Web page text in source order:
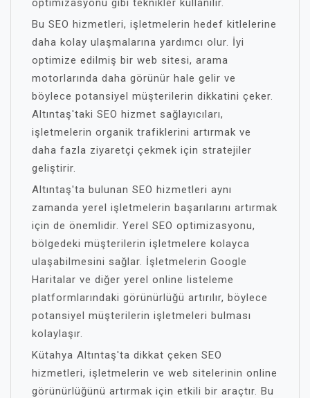
Bu SEO hizmetleri, işletmelerin hedef kitlelerine
daha kolay ulaşmalarına yardımcı olur. İyi
optimize edilmiş bir web sitesi, arama
motorlarında daha görünür hale gelir ve
böylece potansiyel müşterilerin dikkatini çeker.
Altıntaş'taki SEO hizmet sağlayıcıları,
işletmelerin organik trafiklerini artırmak ve
daha fazla ziyaretçi çekmek için stratejiler
geliştirir.
Altıntaş'ta bulunan SEO hizmetleri aynı
zamanda yerel işletmelerin başarılarını artırmak
için de önemlidir. Yerel SEO optimizasyonu,
bölgedeki müşterilerin işletmelere kolayca
ulaşabilmesini sağlar. İşletmelerin Google
Haritalar ve diğer yerel online listeleme
platformlarındaki görünürlüğü artırılır, böylece
potansiyel müşterilerin işletmeleri bulması
kolaylaşır.
Kütahya Altıntaş'ta dikkat çeken SEO
hizmetleri, işletmelerin ve web sitelerinin online
görünürlüğünü artırmak için etkili bir araçtır. Bu